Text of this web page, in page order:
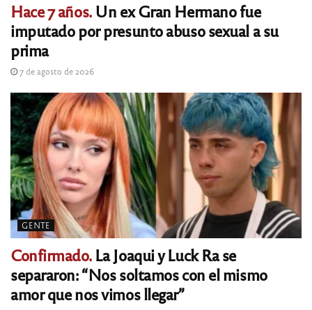
Hace 7 años.Un ex Gran Hermano fue
imputado por presunto abuso sexual a su
prima
7 de agosto de 2026
GENTE
Confirmado.La Joaqui y Luck Ra se
separaron: “Nos soltamos con el mismo
amor que nos vimos llegar”